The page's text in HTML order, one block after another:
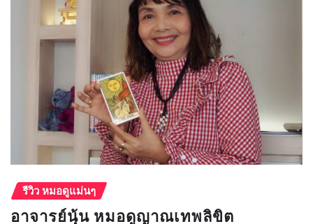
รีวิว หมอดูแม่นๆ
อาจารย์นุ้น หมอดูญาณเทพลิขิต